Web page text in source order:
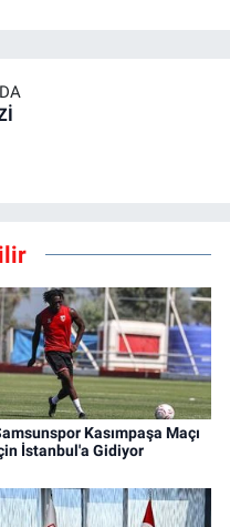
Kasımpaşa Maçı
İstanbul'a Gidiyor